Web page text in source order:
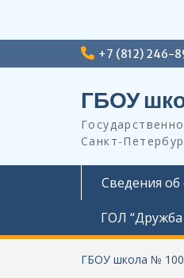
к
+7 (812) 246-
ГБОУ
Санкт-
Сведения
ГОЛ
ГБОУ школа № 100